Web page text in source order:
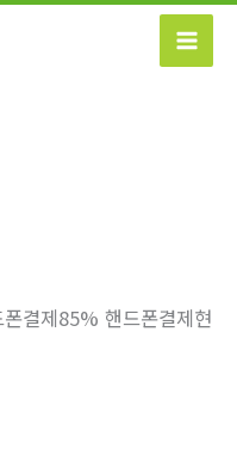
결제85% 핸드폰결제현